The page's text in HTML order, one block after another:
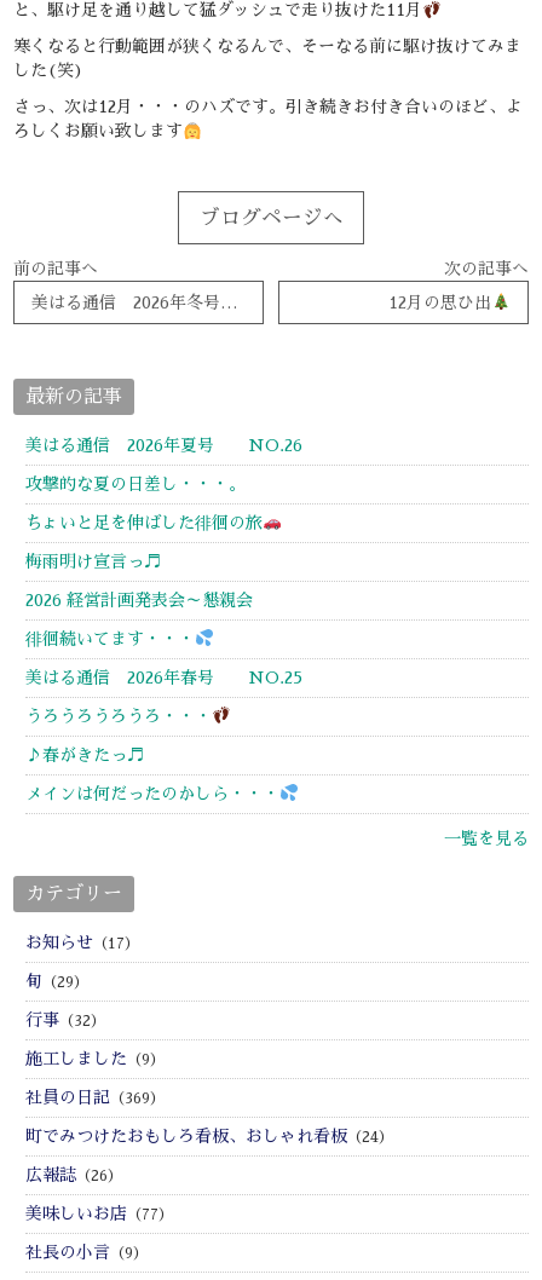
と、駆け足を通り越して猛ダッシュで走り抜けた11月
寒くなると行動範囲が狭くなるんで、そーなる前に駆け抜けてみま
した(笑)
さっ、次は12月・・・のハズです。引き続きお付き合いのほど、よ
ろしくお願い致します
ブログページへ
前の記事へ
美はる通信 2026年冬号 NO.24
次の記事へ
12月の思ひ出
最新の記事
美はる通信 2026年夏号 NO.26
攻撃的な夏の日差し・・・。
ちょいと足を伸ばした徘徊の旅
梅雨明け宣言っ♬
2026 経営計画発表会～懇親会
徘徊続いてます・・・
美はる通信 2026年春号 NO.25
うろうろうろうろ・・・
♪春がきたっ♬
メインは何だったのかしら・・・
一覧を見る
カテゴリー
お知らせ （17）
旬 （29）
行事 （32）
施工しました （9）
社員の日記 （369）
町でみつけたおもしろ看板、おしゃれ看板 （24）
広報誌 （26）
美味しいお店 （77）
社長の小言 （9）